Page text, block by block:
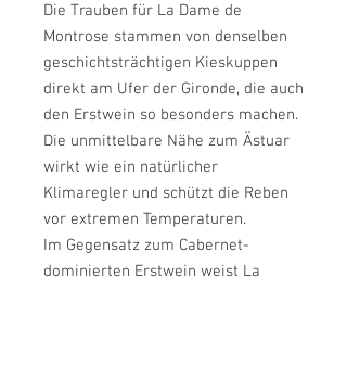
Die Trauben für La Dame de
Montrose stammen von denselben
geschichtsträchtigen Kieskuppen
direkt am Ufer der Gironde, die auch
den Erstwein so besonders machen.
Die unmittelbare Nähe zum Ästuar
wirkt wie ein natürlicher
Klimaregler und schützt die Reben
vor extremen Temperaturen.
Im Gegensatz zum Cabernet-
dominierten Erstwein weist La